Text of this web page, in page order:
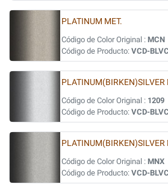
PLATINUM MET.
Código de Color Original : MCN
Código de Producto: VCD-
PLATINUM(BIRKEN)SILVER
Código de Color Original : 1209
Código de Producto: VCD-
PLATINUM(BIRKEN)SILVER
Código de Color Original : MNX
Código de Producto: VCD-